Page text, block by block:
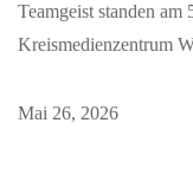
Teamgeist standen
Kreismedienzentrum
Mai 26, 2026